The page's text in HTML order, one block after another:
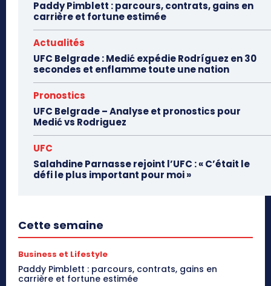
Paddy Pimblett : parcours, contrats, gains en
carrière et fortune estimée
Actualités
UFC Belgrade : Medić expédie Rodríguez en 30
secondes et enflamme toute une nation
Pronostics
UFC Belgrade – Analyse et pronostics pour
Medić vs Rodriguez
UFC
Salahdine Parnasse rejoint l’UFC : « C’était le
défi le plus important pour moi »
Cette semaine
Business et Lifestyle
Paddy Pimblett : parcours, contrats, gains en
carrière et fortune estimée